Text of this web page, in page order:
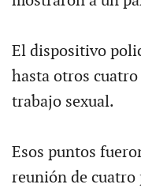
El dispositivo
hasta otros
trabajo sexual.
Esos puntos
reunión de cuatro